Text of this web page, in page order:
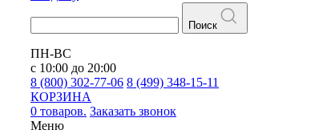
Поиск
ПН-ВС
с 10:00 до 20:00
8 (800) 302-77-06 8 (499) 348-15-11
КОРЗИНА
0 товаров. Заказать звонок
Меню